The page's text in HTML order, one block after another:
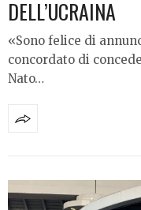
DELL’UCRAINA
«Sono felice di
concordato di
Nato…